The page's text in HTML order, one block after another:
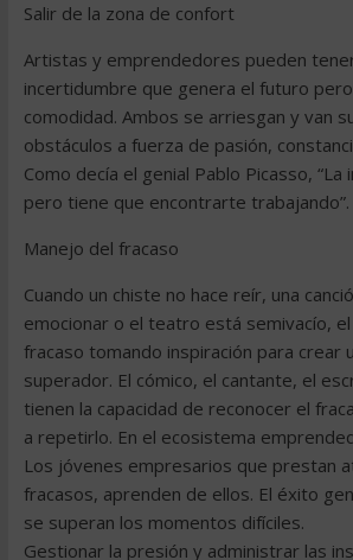
Salir de la zona de confort
Artistas y emprendedores pueden
incertidumbre que genera el futuro
comodidad. Ambos se arriesgan y van
obstáculos a fuerza de pasión,
Como decía el genial Pablo Picasso,
pero tiene que encontrarte trabajando”.
Manejo del fracaso
Cuando un chiste no hace reír, una
emocionar o el teatro está semivacío,
fracaso tomando inspiración para crear
superador. El cómico, el cantante, el
tienen la capacidad de reconocer el
a repetirlo. En el ecosistema
Los jóvenes empresarios que prestan
fracasos, aprenden de ellos. El éxito
se superan los momentos difíciles.
Gestionar la presión y administrar las